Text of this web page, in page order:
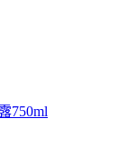
750ml